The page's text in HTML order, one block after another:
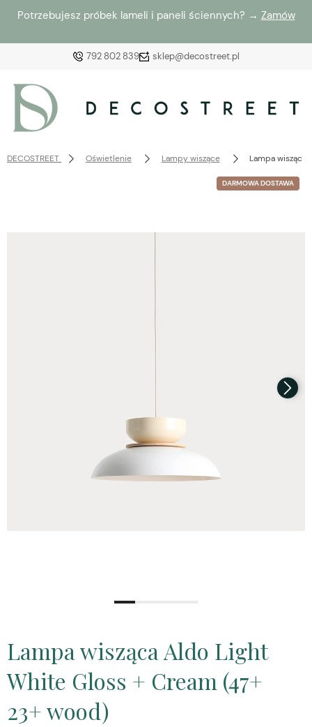
Potrzebujesz próbek lameli i paneli ściennych? → Zamów
792 802 839 sklep@decostreet.pl
Załóż konto
DECOSTREET Oświetlenie Lampy wiszące Lampa wisząca
DARMOWA DOSTAWA
Lampa wisząca Aldo Light
White Gloss + Cream (47+
23+ wood)